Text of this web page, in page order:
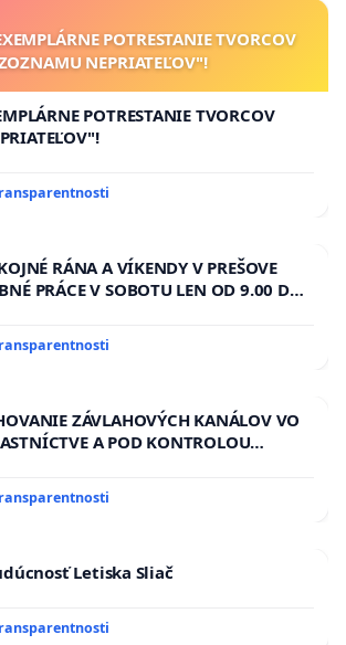
POTRESTANIE TVORCOV
NEPRIATEĽOV"!
POTRESTANIE TVORCOV
RÁNA A VÍKENDY V PREŠOVE
PRÁCE V SOBOTU LEN OD 9.00 DO
PRACOVNÝ TÝŽDEŇ CIEĽ 8.00 – 18.00
KONTROLA STAVBY C-AREA NA
MAGU
ZÁVLAHOVÝCH KANÁLOV VO
A POD KONTROLOU
& žiadosť na riešenie
závlahových a odvodňovacích
Letiska Sliač